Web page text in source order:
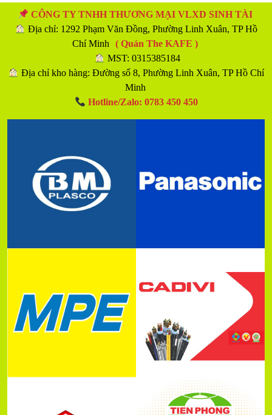
CÔNG TY TNHH THƯƠNG MẠI VLXD SINH TÀI
Địa chỉ: 1292 Phạm Văn Đồng, Phường Linh Xuân, TP Hồ
Chí Minh
( Quán The KAFE )
MST: 0315385184
Địa chỉ kho hàng: Đường số 8, Phường Linh Xuân, TP Hồ Chí
Minh
Hotline/Zalo: 0783 450 450